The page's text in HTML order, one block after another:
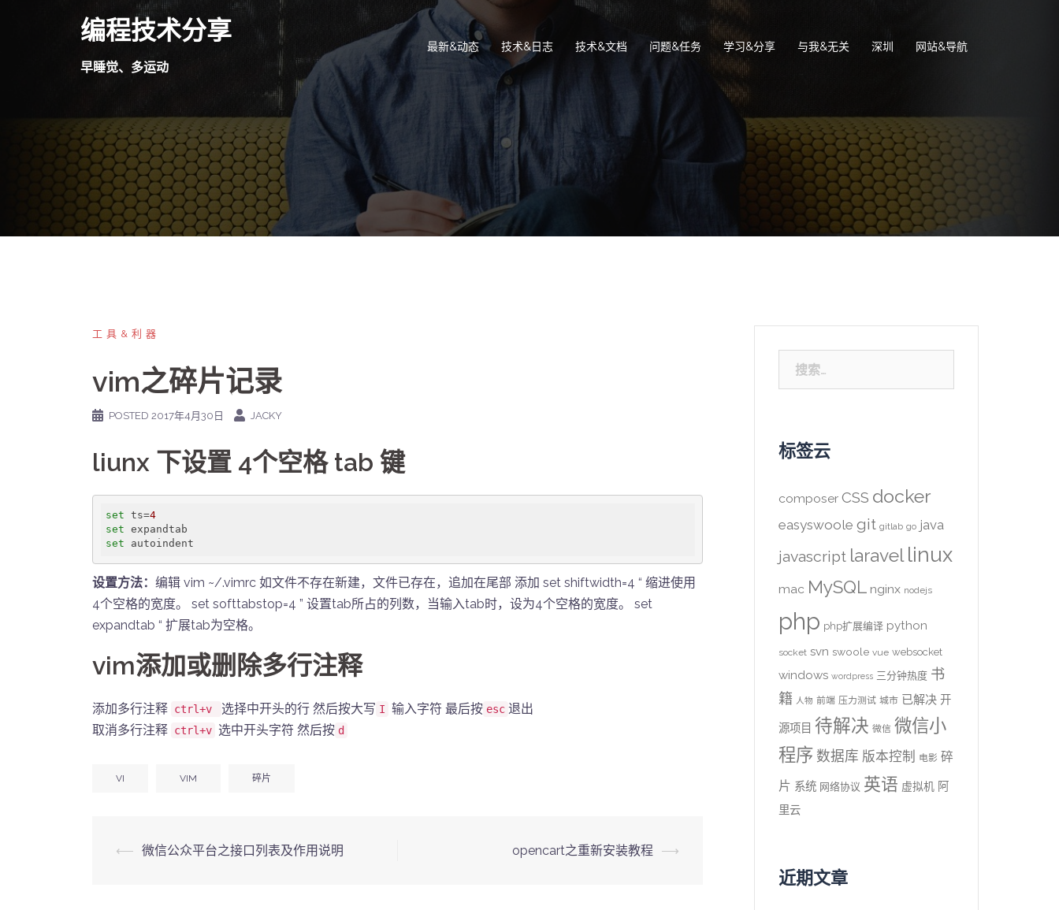
编程技术分享
早睡觉、多运动
最新&动态 技术&日志 技术&文档 问题&任务 学习&分享 与我&无关 深圳 网站&导航
工具&利器
vim之碎片记录
POSTED 2017年4月30日 JACKY
liunx 下设置 4个空格 tab 键
set ts=4
set
set autoindent
设置方法： 编辑 vim ~/.vimrc 如文件不存在新建，文件已存在，追加在尾部 添加 set shiftwidth=4 “ 缩进使用
4个空格的宽度。 set softtabstop=4 ” 设置tab所占的列数，当输入tab时，设为4个空格的宽度。 set
expandtab “ 扩展tab为空格。
vim添加或删除多行注释
添加多行注释 ctrl+v 选择中开头的行 然后按大写 I 输入字符 最后按 esc 退出
取消多行注释 ctrl+v 选中开头字符 然后按 d
VI VIM 碎片
Post
⟵ 微信公众平台之接口列表及作用说明 opencart之重新安装教程 ⟶
索：
标签云
composer CSS docker
easyswoole git gitlab go java
javascript laravel linux
mac MySQL nginx nodejs
php php扩展编译 python
socket svn swoole vue websocket
windows wordpress 三分钟热度 书
籍 人物 前端 压力测试 城市 已解决 开
源项目 待解决 微信 微信小
程序 数据库 版本控制 电影 碎
片 系统 网络协议 英语 虚拟机 阿
里云
近期文章